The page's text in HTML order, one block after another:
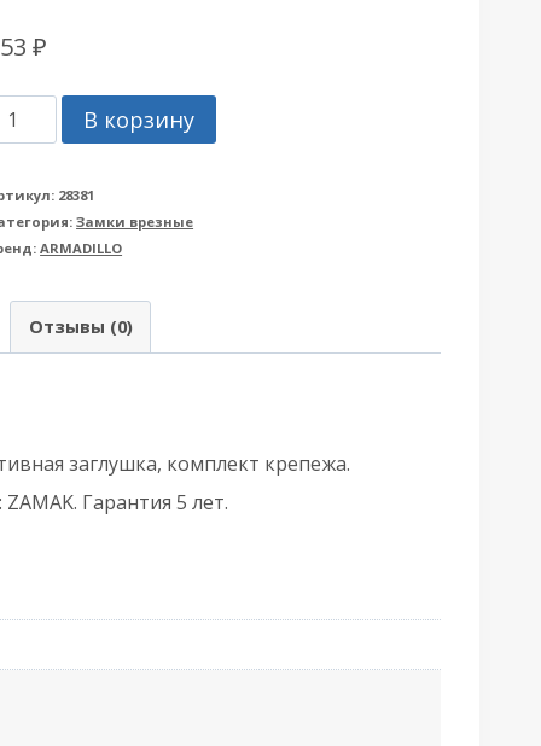
₽
КоличествоВ корзину
28381
Замки врезные
ARMADILLO
Отзывы (0)
заглушка, комплект крепежа.
Гарантия 5 лет.